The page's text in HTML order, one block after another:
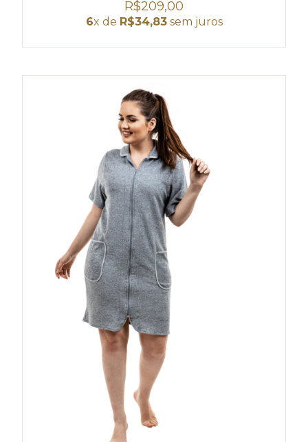
R$209,00
6x de R$34,83sem juros